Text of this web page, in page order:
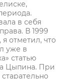
в себя
В 1999
отметил, что
уже в
статью
Цыпина. При